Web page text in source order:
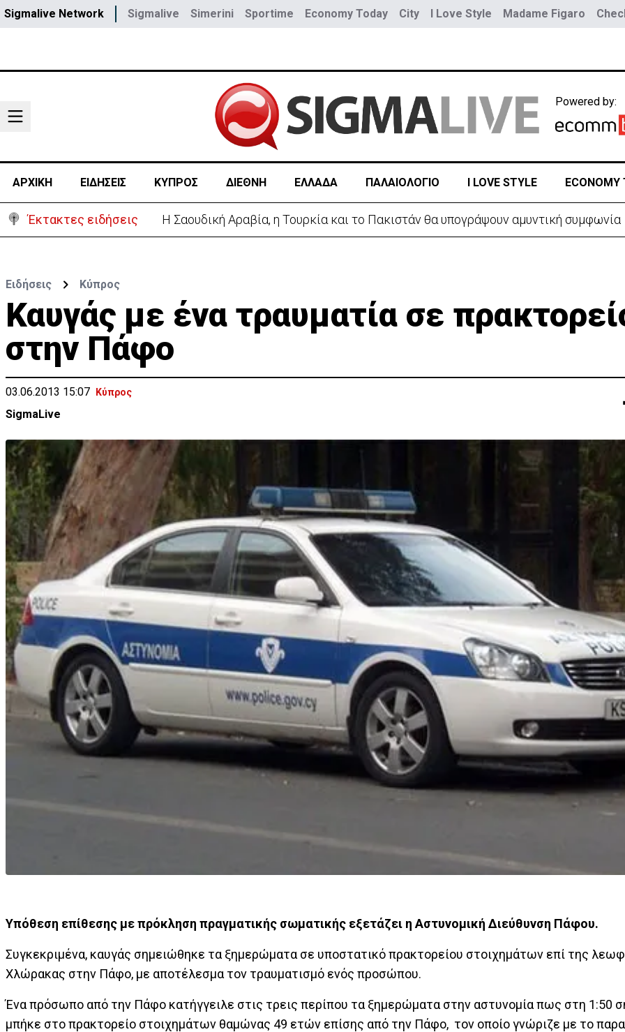
Sigmalive Network Sigmalive Simerini Sportime Economy Today City I Love Style Madame Figaro
Powered by:
ΑΡΧΙΚΗ ΕΙΔΗΣΕΙΣ ΚΥΠΡΟΣ ΔΙΕΘΝΗ ΕΛΛΑΔΑ ΠΑΛΑΙΟΛΟΓΙΟ I LOVE STYLE ECONOMY
Έκτακτες ειδήσεις «Κολλημένη» στα 40αρια η Κύπρος- Μπαίνει σε ισχύ νέα κίτρινη προειδοποίηση
Ειδήσεις Κύπρος
Καυγάς με ένα τραυματία σε
στην Πάφο
03.06.2013 15:07 Κύπρος
SigmaLive
Υπόθεση επίθεσης με πρόκληση πραγματικής σωματικής εξετάζει η Αστυνομική Διεύθυνση Πάφου.
Συγκεκριμένα, καυγάς σημειώθηκε τα ξημερώματα σε υποστατικό πρακτορείου στοιχημάτων επί της
Χλώρακας στην Πάφο, με αποτέλεσμα τον τραυματισμό ενός προσώπου.
Ένα πρόσωπο από την Πάφο κατήγγειλε στις τρεις περίπου τα ξημερώματα στην αστυνομία πως στη 1:50
μπήκε στο πρακτορείο στοιχημάτων θαμώνας 49 ετών επίσης από την Πάφο, τον οποίο γνώριζε με το